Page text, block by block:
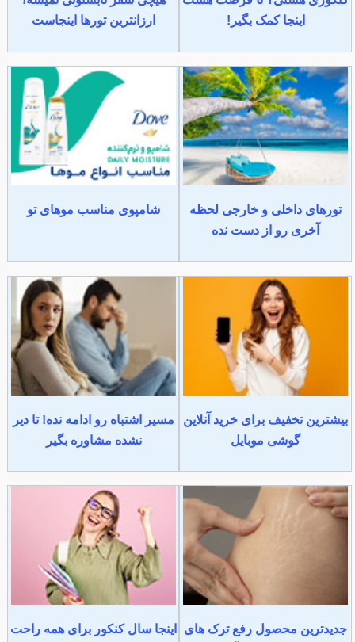
اینجا کمک بگیر!
ارزانترین تورها اینجاست
تورهای داخلی و خارجی لحظه
آخری رو از دست نده
شامپوی مناسب موهای تو
بیشترین تخفیف برای خرید آنلاین
گوشی موبایل
مسیر اشتباه رو ادامه نده! تا دیر
نشده مشاوره بگیر
جدیدترین محصول رفع ترک های
اینجا سال کنکور برای همه راحت